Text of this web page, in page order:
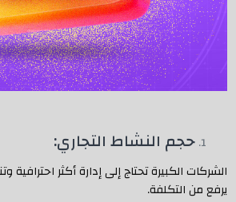
حجم النشاط التجاري:
الشركات الكبيرة تحتاج إلى إدارة أكثر
يرفع من التكلفة.